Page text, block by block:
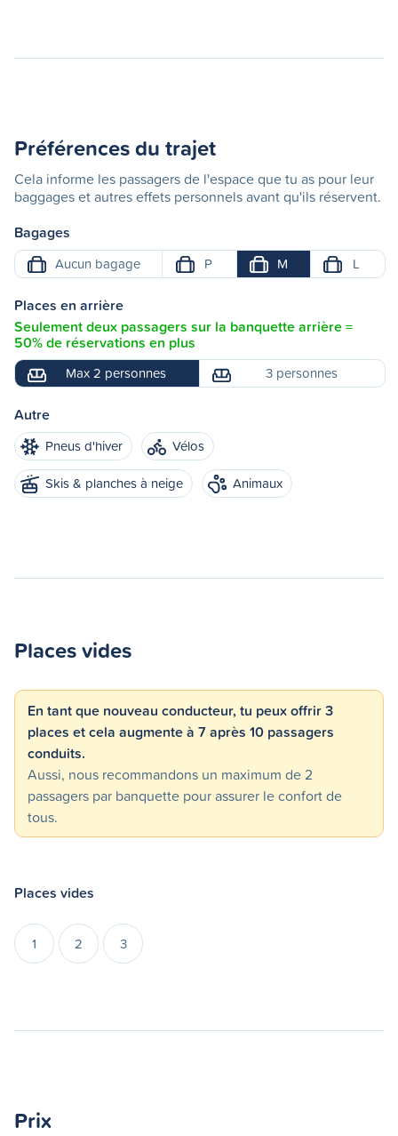
Préférences du trajet
Cela informe les passagers de l'espace que tu as pour leur
baggages et autres effets personnels avant qu'ils réservent.
Bagages
Aucun bagage P M L
Places en arrière
Seulement deux passagers sur la banquette arrière =
50% de réservations en plus
Max 2 personnes 3 personnes
Autre
Pneus d'hiver
Vélos
Skis & planches à neige
Animaux
Places vides
En tant que nouveau conducteur, tu peux offrir 3
places et cela augmente à 7 après 10 passagers
conduits.
Aussi, nous recommandons un maximum de 2
passagers par banquette pour assurer le confort de
tous.
Places vides
1 2 3
Prix